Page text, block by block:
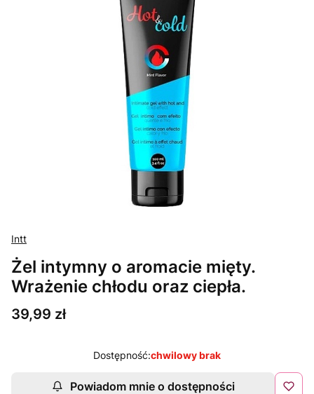
Intt
Żel intymny o aromacie mięty.
Wrażenie chłodu oraz ciepła.
Cena
39,99 zł
Dostępność:chwilowy brak
Powiadom mnie o dostępności